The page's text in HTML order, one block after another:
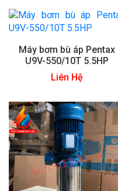
Máy bơm bù áp Pentax
U9V-550/10T 5.5HP
Liên Hệ